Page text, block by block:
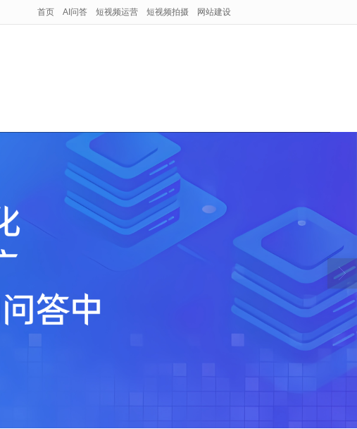
首页 AI问答 短视频运营 短视频拍摄 网站建设